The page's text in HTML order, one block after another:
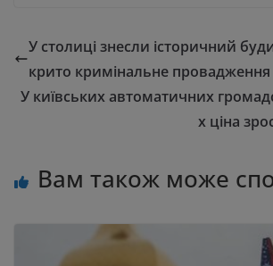
У столиці знесли історичний
крито кримінальне провадження
У київських автоматичних
х ціна
Вам також може